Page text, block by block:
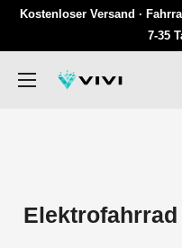
Überspringen
Inhalten
Kostenloser Versand ·
7-35
VIVI